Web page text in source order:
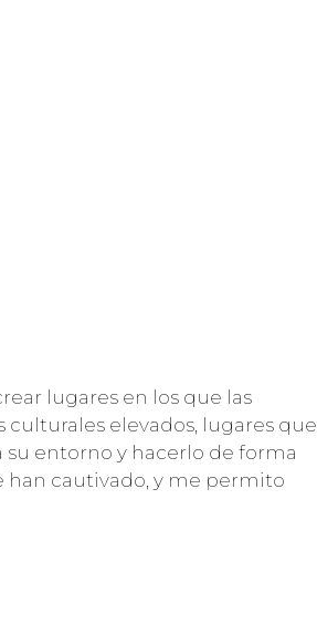
lugares en los que las
elevados, lugares que
su entorno y hacerlo de forma
han cautivado, y me permito